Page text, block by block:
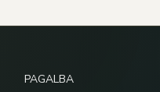
PAGALBA